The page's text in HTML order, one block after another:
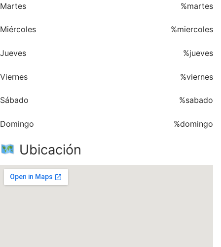
Martes %martes
Miércoles %miercoles
Jueves %jueves
Viernes %viernes
Sábado %sabado
Domingo %domingo
Ubicación